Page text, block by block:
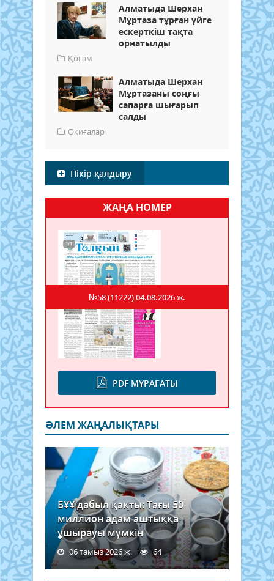
Алматыда Шерхан
Мұртаза тұрған үйге
ескерткіш тақта
орнатылды
Қоғам
Алматыда Шерхан
Мұртазаны соңғы
сапарға шығарып
салды
Оқиғалар
Пікір қалдыру
ЖАҢА НОМЕР
PDF МҰРАҒАТЫ
№58 (11222)04.08.2026 ж.
ӘЛЕМ ЖАҢАЛЫҚТАРЫ
БҰҰ дабыл қақты: Тағы 50
миллион адам аштыққа
ұшырауы мүмкін
06 тамыз 2026 ж. 64